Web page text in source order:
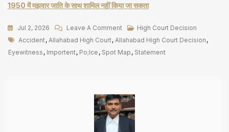
1950 में मझवार जाति के साथ शामिल नहीं किया जा सकता
Jul 2, 2026 Leave A CommentOn
‘एक
दुर्घटना
और
उन
High Court Decision
Tags
Accident, Allahabad High Court, Allahabad High Court Decision ,
Eyewitness , Importent, Po;ice , Spot Map , Statement